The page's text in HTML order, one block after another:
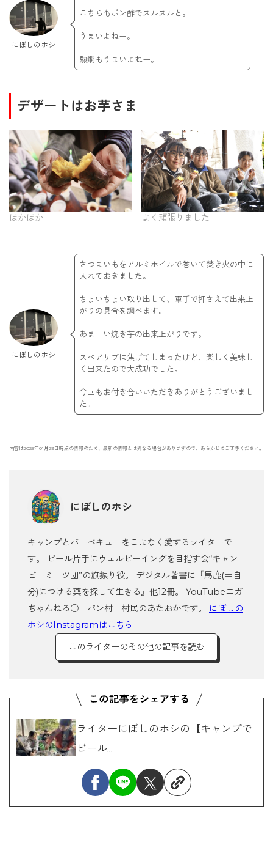
にぼしのホシ
こちらもポン酢でスルスルと。
うまいよねー。
熱燗もうまいよねー。
デザートはお芋さま
ほかほか よく頑張りました
にぼしのホシ
さつまいもをアルミホイルで巻いて焚き火の中に
入れておきました。
ちょいちょい取り出して、軍手で押さえて出来上
がりの具合を調べます。
あまーい焼き芋の出来上がりです。
スペアリブは焦げてしまったけど、楽しく美味し
く出来たので大成功でした。
今回もお付き合いいただきありがとうございまし
た。
内容は2025年01月29日時点の情報のため、最新の情報とは異なる場合がありますので、あらかじめご了承ください。
にぼしのホシ
キャンプとバーベキューをこよなく愛するライターで
す。 ビール片手にウェルビーイングを目指す会“キャン
ビーミーツ団”の旗振り役。 デジタル著書に『馬鹿(＝自
分)につける薬を探して生きる』他12冊。 YouTubeエガ
ちゃんねる○ーパン村 村民のあたおかです。
にぼしの
ホシのInstagramはこちら
このライターのその他の記事を読む
ライターにぼしのホシの【キャンプで
ビール...